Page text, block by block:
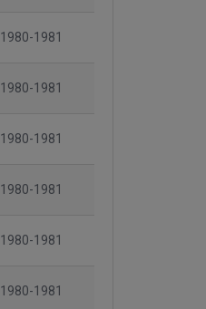
1980-1981
1980-1981
1980-1981
1980-1981
1980-1981
1980-1981